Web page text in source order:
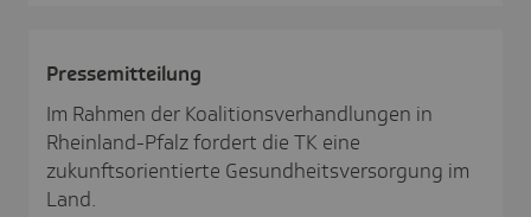
Pres­se­mit­tei­lung
Im Rahmen der Koalitionsverhandlungen in
Rheinland-Pfalz fordert die TK eine
zukunftsorientierte Gesundheitsversorgung im
Land.